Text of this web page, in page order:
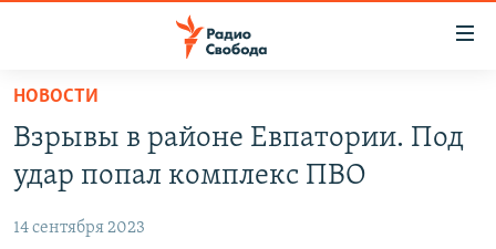
упрощенного
доступа
основному
ПОДКАСТЫ
АВТОРСКИЕ ПРОЕКТЫ
ЦИТАТЫ СВОБОДЫ
НОВОСТИ
Взрывы в районе Евпатории. Под
удар попал комплекс ПВО
14 сентября 2023